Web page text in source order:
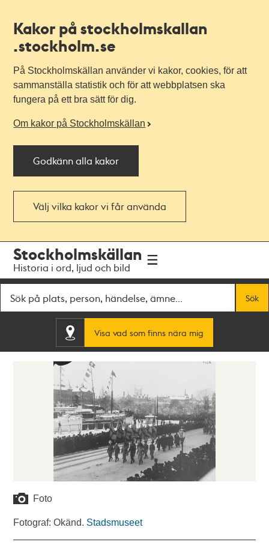
Kakor på stockholmskallan
.stockholm.se
På Stockholmskällan använder vi kakor, cookies, för att
sammanställa statistik och för att webbplatsen ska
fungera på ett bra sätt för dig.
Om kakor på Stockholmskällan
Godkänn alla kakor
Välj vilka kakor vi får använda
navigationen
huvudinnehållet
Stockholmskällan
Historia i ord, ljud och bild
Sök
Visa vad som finns nära mig
Foto
Fotograf: Okänd. Stadsmuseet